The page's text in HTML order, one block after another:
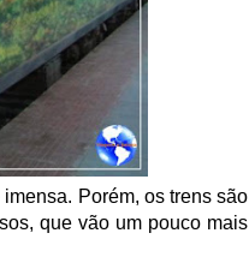
Porém, os trens são
que vão um pouco mais